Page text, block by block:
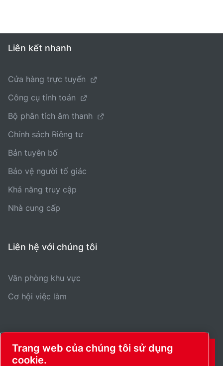
Liên kết nhanh
Cửa hàng trực tuyến
Công cụ tính toán
Bộ phân tích âm thanh
Chính sách Riêng tư
Bản tuyên bố
Bảo vệ người tố giác
Khả năng truy cập
Nhà cung cấp
Liên hệ với chúng tôi
Văn phòng khu vực
Cơ hội việc làm
THÔNG TIN LIÊN HỆ
Trang web của chúng tôi sử dụng
cookie.